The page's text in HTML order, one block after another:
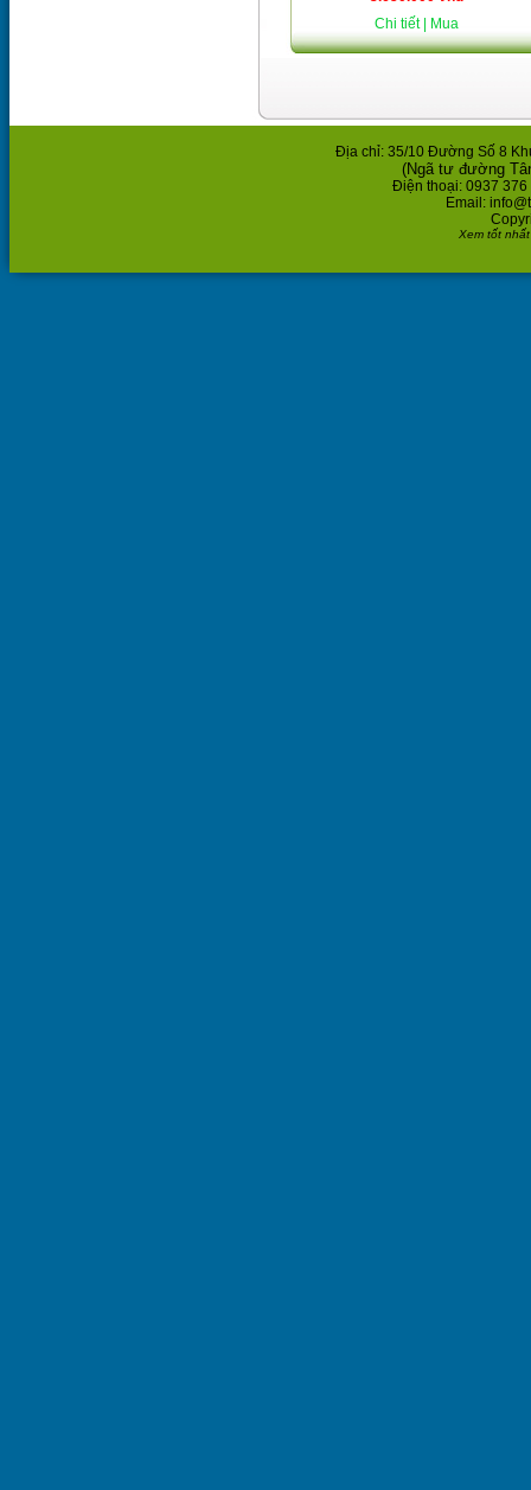
Chi tiết
| Mua
Địa chỉ: 35/10 Đường Số 8
(Ngã tư đường
Điện thoại: 0937 376
Email:
Xem tốt